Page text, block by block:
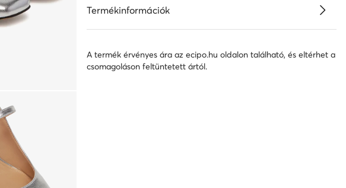
Termékinformációk
A termék érvényes ára az ecipo.hu oldalon található, és eltérhet a
csomagoláson feltüntetett ártól.